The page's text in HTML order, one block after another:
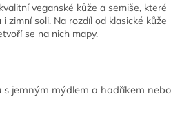
veganské kůže a semiše, které
zimní soli. Na rozdíl od klasické kůže
se na nich mapy.
s jemným mýdlem a hadříkem nebo